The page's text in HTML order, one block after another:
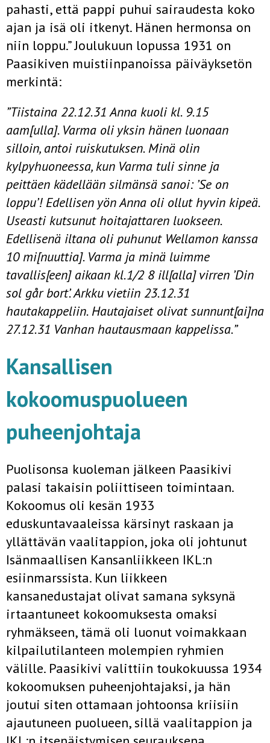
pahasti, että pappi puhui sairaudesta koko
ajan ja isä oli itkenyt. Hänen hermonsa on
niin loppu.” Joulukuun lopussa 1931 on
Paasikiven muistiinpanoissa päiväyksetön
merkintä:
”Tiistaina 22.12.31 Anna kuoli kl. 9.15
aam[ulla]. Varma oli yksin hänen luonaan
silloin, antoi ruiskutuksen. Minä olin
kylpyhuoneessa, kun Varma tuli sinne ja
peittäen kädellään silmänsä sanoi: ’Se on
loppu’! Edellisen yön Anna oli ollut hyvin kipeä.
Useasti kutsunut hoitajattaren luokseen.
Edellisenä iltana oli puhunut Wellamon kanssa
10 mi[nuuttia]. Varma ja minä luimme
tavallis[een] aikaan kl.1/2 8 ill[alla] virren ’Din
sol går bort’. Arkku vietiin 23.12.31
hautakappeliin. Hautajaiset olivat sunnunt[ai]na
27.12.31 Vanhan hautausmaan kappelissa.”
Kansallisen
kokoomuspuolueen
puheenjohtaja
Puolisonsa kuoleman jälkeen Paasikivi
palasi takaisin poliittiseen toimintaan.
Kokoomus oli kesän 1933
eduskuntavaaleissa kärsinyt raskaan ja
yllättävän vaalitappion, joka oli johtunut
Isänmaallisen Kansanliikkeen IKL:n
esiinmarssista. Kun liikkeen
kansanedustajat olivat samana syksynä
irtaantuneet kokoomuksesta omaksi
ryhmäkseen, tämä oli luonut voimakkaan
kilpailutilanteen molempien ryhmien
välille. Paasikivi valittiin toukokuussa 1934
kokoomuksen puheenjohtajaksi, ja hän
joutui siten ottamaan johtoonsa kriisiin
ajautuneen puolueen, sillä vaalitappion ja